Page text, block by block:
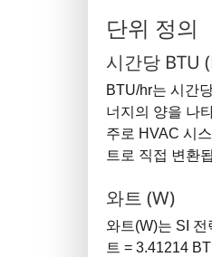
단위 정의
시간당 BTU
BTU/hr는 시간
너지의 양을 나
주로 HVAC 시
트로 직접 변환
와트 (W)
와트(W)는 SI
트 = 3.41214